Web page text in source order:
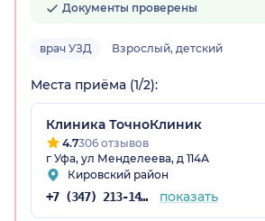
Документы проверены
врач УЗД Взрослый, детский
Места приёма (1/2):
Клиника ТочноКлиник
4.7306 отзывов
г Уфа, ул Менделеева, д 114А
Кировский район
+7 (347) 213-14-72 показать